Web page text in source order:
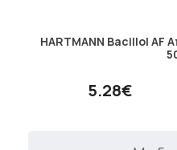
HARTMANN Bacillol AF
5.28€